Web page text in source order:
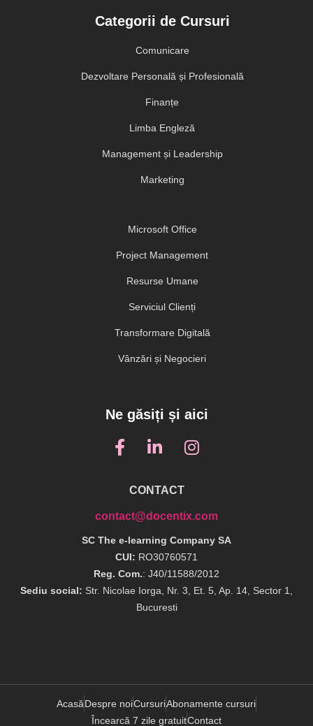
Categorii de Cursuri
Comunicare
Dezvoltare Personală și Profesională
Finanțe
Limba Engleză
Management și Leadership
Marketing
Microsoft Office
Project Management
Resurse Umane
Serviciul Clienți
Transformare Digitală
Vânzări și Negocieri
Ne găsiți și aici
CONTACT
contact@docentix.com
SC The e-learning Company SA
CUI: RO30760571
Reg. Com.: J40/11588/2012
Sediu social: Str. Nicolae Iorga, Nr. 3, Et. 5, Ap. 14, Sector 1,
Bucuresti
AcasăDespre noiCursuriAbonamente cursuri
Încearcă 7 zile gratuitContact